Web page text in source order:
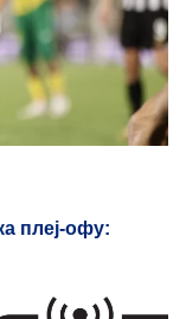
плеј-офу: